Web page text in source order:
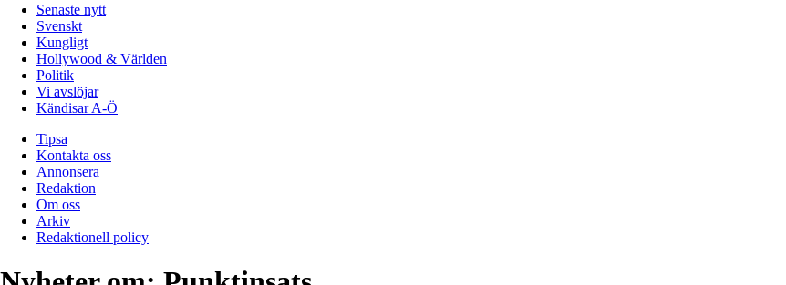
Senaste nytt
Svenskt
Kungligt
Hollywood & Världen
Politik
Vi avslöjar
Kändisar A-Ö
Tipsa
Kontakta oss
Annonsera
Redaktion
Om oss
Arkiv
Redaktionell policy